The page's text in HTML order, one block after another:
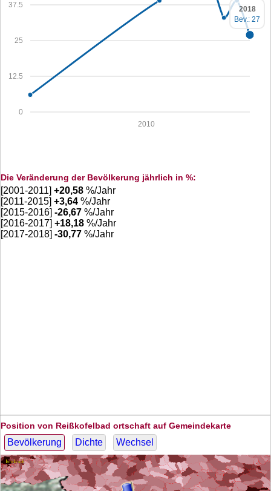
0
12.5
25
37.5
2010
2018
Bev.: 27
Die Veränderung der Bevölkerung jährlich in %:
[2001-2011] +20,58 %/Jahr
[2011-2015] +3,64 %/Jahr
[2015-2016] -26,67 %/Jahr
[2016-2017] +18,18 %/Jahr
[2017-2018] -30,77 %/Jahr
Position von Reißkofelbad ortschaft auf Gemeindekarte
Bevölkerung Dichte Wechsel